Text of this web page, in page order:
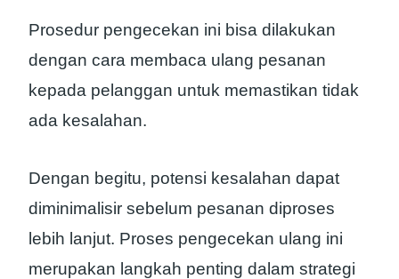
Prosedur pengecekan ini bisa dilakukan
dengan cara membaca ulang pesanan
kepada pelanggan untuk memastikan tidak
ada kesalahan.
Dengan begitu, potensi kesalahan dapat
diminimalisir sebelum pesanan diproses
lebih lanjut. Proses pengecekan ulang ini
merupakan langkah penting dalam strategi